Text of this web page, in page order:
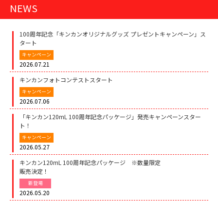
NEWS
100周年記念「キンカンオリジナルグッズ プレゼントキャンペーン」ス
タート
キャンペーン
2026.07.21
キンカンフォトコンテストスタート
キャンペーン
2026.07.06
「キンカン120mL 100周年記念パッケージ」発売キャンペーンスター
ト！
キャンペーン
2026.05.27
キンカン120mL 100周年記念パッケージ ※数量限定
販売決定！
新登場
2026.05.20